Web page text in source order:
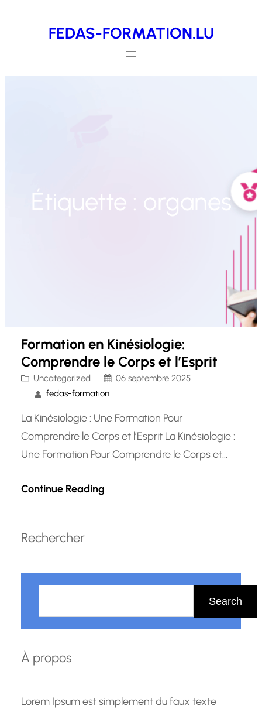
FEDAS-FORMATION.LU
Étiquette : organes
Formation en Kinésiologie:
Comprendre le Corps et l’Esprit
Uncategorized
06 septembre 2025
fedas-formation
La Kinésiologie : Une Formation Pour
Comprendre le Corps et l’Esprit La Kinésiologie :
Une Formation Pour Comprendre le Corps et
fascinante qui combine les principes de la
être physique, émotionnel et mental. En tant
que méthode holistique,…
Continue Reading
Rechercher
h
r
c
h
Search
À propos
Lorem Ipsum est simplement du faux texte